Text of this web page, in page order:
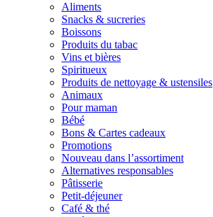
Aliments
Snacks & sucreries
Boissons
Produits du tabac
Vins et bières
Spiritueux
Produits de nettoyage & ustensiles
Animaux
Pour maman
Bébé
Bons & Cartes cadeaux
Promotions
Nouveau dans l’assortiment
Alternatives responsables
Pâtisserie
Petit-déjeuner
Café & thé